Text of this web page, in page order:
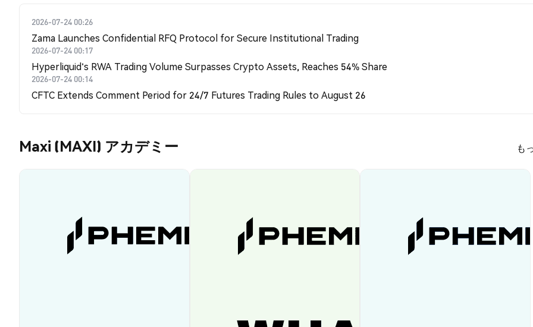
2026-07-24 00:26
Zama Launches Confidential RFQ Protocol for Secure Institutional Trading
2026-07-24 00:17
Hyperliquid's RWA Trading Volume Surpasses Crypto Assets, Reaches 54% Share
2026-07-24 00:14
CFTC Extends Comment Period for 24/7 Futures Trading Rules to August 26
Maxi (MAXI) アカデミー も